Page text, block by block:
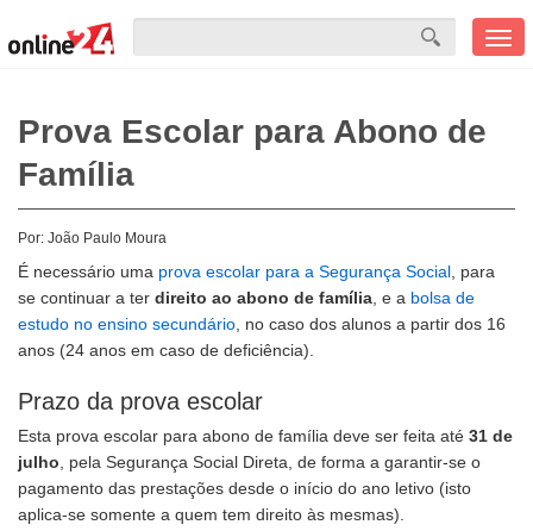
Prova Escolar para Abono de
Família
Por: João Paulo Moura
É necessário uma prova escolar para a Segurança Social , para
se continuar a ter direito ao abono de família , e a bolsa de
estudo no ensino secundário , no caso dos alunos a partir dos 16
anos (24 anos em caso de deficiência).
Prazo da prova escolar
Esta prova escolar para abono de família deve ser feita até 31 de
julho , pela Segurança Social Direta, de forma a garantir-se o
pagamento das prestações desde o início do ano letivo (isto
aplica-se somente a quem tem direito às mesmas).